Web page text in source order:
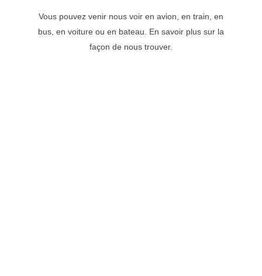
Vous pouvez venir nous voir en avion, en train, en
bus, en voiture ou en bateau. En savoir plus sur la
façon de nous trouver.